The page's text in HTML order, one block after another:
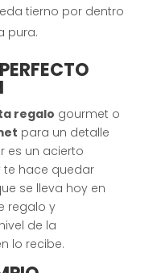
tierno por dentro
pura.
regalo gourmet o
para un detalle
es un acierto
te hace quedar
se lleva hoy en
regalo y
de la
lo recibe.